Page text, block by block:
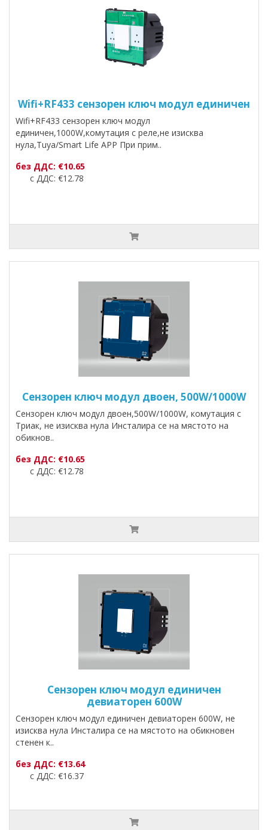
Wifi+RF433 сензорен ключ модул единичен
Wifi+RF433 сензорен ключ модул
единичен,1000W,комутация с реле,не изисква
нула,Tuya/Smart Life APP При прим..
без ДДС: €10.65
с ДДС: €12.78
Сензорен ключ модул двоен, 500W/1000W
Сензорен ключ модул двоен,500W/1000W, комутация с
Триак, не изисква нула Инсталира се на мястото на
обикнов..
без ДДС: €10.65
с ДДС: €12.78
Сензорен ключ модул единичен
девиаторен 600W
Сензорен ключ модул единичен девиаторен 600W, не
изисква нула Инсталира се на мястото на обикновен
стенен к..
без ДДС: €13.64
с ДДС: €16.37